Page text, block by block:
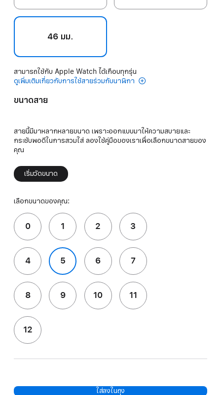
46 มม.
สามารถใช้กับ Apple Watch ได้เกือบทุกรุ่น
ดูเพิ่มเติมเกี่ยวกับการใช้สายร่วมกับนาฬิกา
ขนาดสาย
สายนี้มีมาหลากหลายขนาด เพราะออกแบบมาให้ความสบายและ
กระชับพอดีในการสวมใส่ ลองใช้คู่มือของเราเพื่อเลือกขนาดสายของ
คุณ
เริ่มวัดขนาด
เลือกขนาดของคุณ:
0 1 2 3
4 5 6 7
8 9 10 11
12
ใส่ลงในถุง